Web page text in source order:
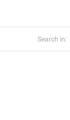
Search in: